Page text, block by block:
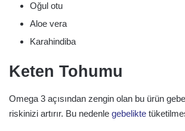
Oğul otu
Aloe vera
Karahindiba
Keten Tohumu
Omega 3 açısından zengin olan bu ürün
riskinizi artırır. Bu nedenle gebelikte